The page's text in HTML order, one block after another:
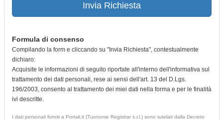
Invia Richiesta
Formula di consenso
Compilando la form e cliccando su "Invia Richiesta", contestualmente
dichiaro:
Acquisite le informazioni di seguito riportate all'interno dell'informativa sul
trattamento dei dati personali, rese ai sensi dell'art. 13 del D.Lgs.
196/2003, consento al trattamento dei miei dati nella forma e per le finalità
ivi descritte.
I dati personali forniti a Portali.it (Tuonome Registrar s.r.l.) sono tutelati dalla Decreto